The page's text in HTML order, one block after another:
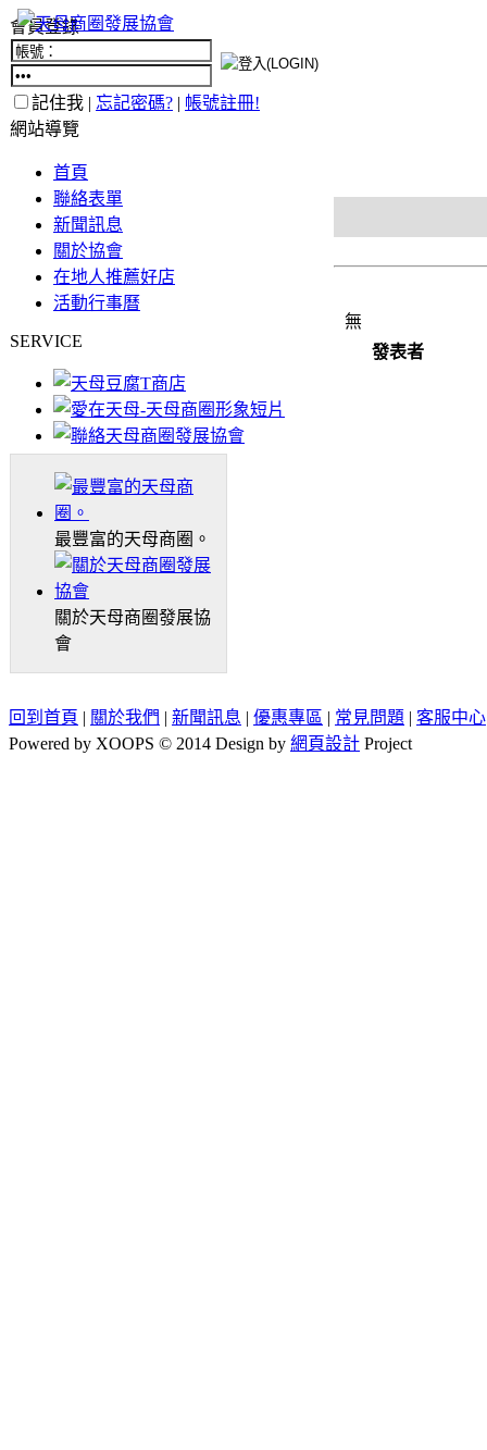
會員登錄
記住我 | 忘記密碼? | 帳號註冊!
網站導覽
首頁
聯絡表單
新聞訊息
關於協會
在地人推薦好店
活動行事曆
SERVICE
最豐富的天母商圈。
關於天母商圈發展協
會
無
發表者
回到首頁 | 關於我們 | 新聞訊息 | 優惠專區 | 常見問題 | 客服中心
Powered by XOOPS © 2014 Design by 網頁設計 Project